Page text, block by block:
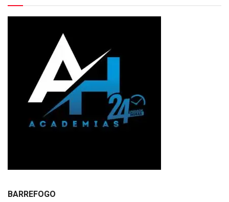
BARREFOGO